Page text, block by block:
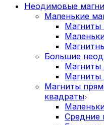
Неодимовые
Маленькие
Магниты
Большие
Магниты
Магниты
Магниты
квадраты
Средние